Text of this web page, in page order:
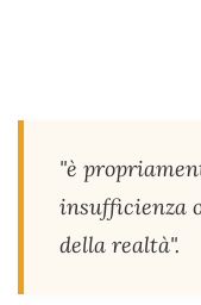
"è
insufficienza
della realtà".